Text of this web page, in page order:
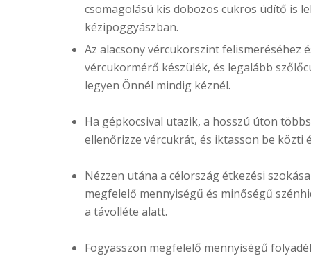
csomagolású kis dobozos cukros üdítő is
kézipoggyászban.
Az alacsony vércukorszint felismeréséhez
vércukormérő készülék, és legalább
legyen Önnél mindig kéznél.
Ha gépkocsival utazik, a hosszú úton
ellenőrizze vércukrát, és iktasson be közti
Nézzen utána a célország étkezési
megfelelő mennyiségű és minőségű
a távolléte alatt.
Fogyasszon megfelelő mennyiségű